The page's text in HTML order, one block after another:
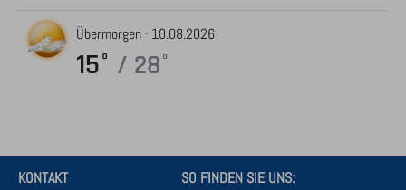
Übermorgen · 10.08.2026
15° / 28°
KONTAKT SO FINDEN SIE UNS: